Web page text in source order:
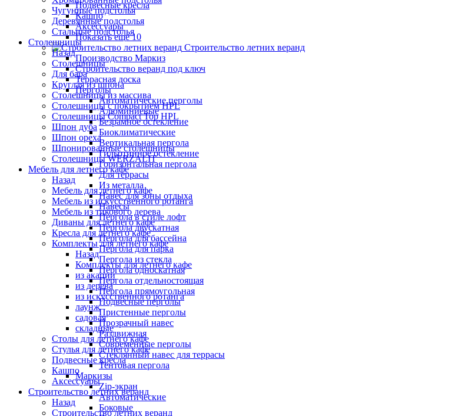
Подвесные кресла
Кашпо
Аксессуары
Показать ещё 10
Строительство летних веранд
Производство Маркиз
Строительство веранд под ключ
Террасная доска
Перголы
Автоматические перголы
Алюминиевые
Безрамное остекление
Биоклиматические
Вертикальная пергола
Гильотинное остекление
Горизонтальная пергола
Для террасы
Из металла
Навес для зоны отдыха
Навесы
Пергола в стиле лофт
Пергола двускатная
Пергола для бассейна
Пергола для парка
Пергола из стекла
Пергола односкатная
Пергола отдельностоящая
Пергола прямоугольная
Подвесные перголы
Пристенные перголы
Прозрачный навес
Раздвижная
Современные перголы
Стеклянный навес для террасы
Тентовая пергола
Маркизы
Zip-экран
Автоматические
Боковые
Чугунные подстолья
Деревянные подстолья
Стальные подстолья
Столешницы
Назад
Столешницы
Для бара
Круглая из шпона
Столешницы из массива
Столешницы с покрытием HPL
Столешницы Сompact Top HPL
Шпон дуба
Шпон ореха
Шпонированные столешницы
Столешницы WERZALIT
Мебель для летнего кафе
Назад
Мебель для летнего кафе
Мебель из искусственного ротанга
Мебель из тикового дерева
Диваны для летнего кафе
Кресла для летнего кафе
Комплекты для летнего кафе
Назад
Комплекты для летнего кафе
из акации
из дерева
из искусственного ротанга
лаунж
садовая
складные
Столы для летнего кафе
Стулья для летнего кафе
Подвесные кресла
Кашпо
Аксессуары
Строительство летних веранд
Назад
Строительство летних веранд